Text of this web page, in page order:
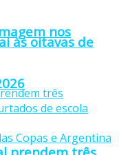
às oitavas de
nos